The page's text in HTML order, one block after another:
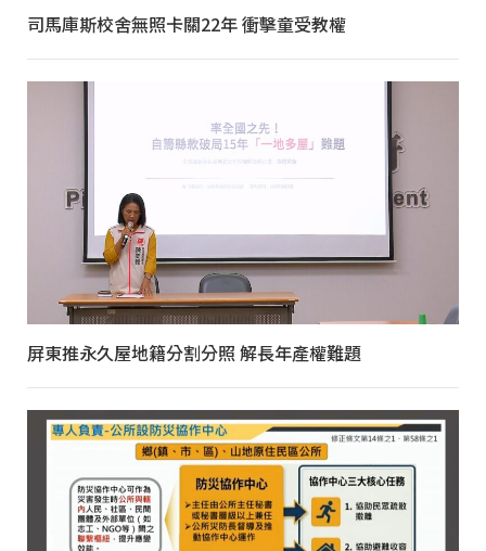
司馬庫斯校舍無照卡關22年 衝擊童受教權
屏東推永久屋地籍分割分照 解長年產權難題